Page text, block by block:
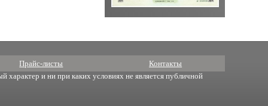
Прайс-листы Контакты
характер и ни при каких условиях не является публичной